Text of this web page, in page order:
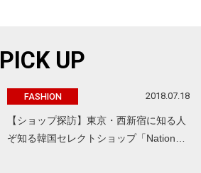
PICK UP
FASHION 2018.07.18
【ショップ探訪】東京・西新宿に知る人
ぞ知る韓国セレクトショップ「Nation…